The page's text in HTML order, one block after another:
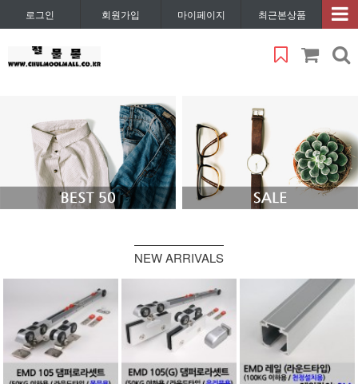
로그인 회원가입 마이페이지 최근본상품
NEW ARRIVALS